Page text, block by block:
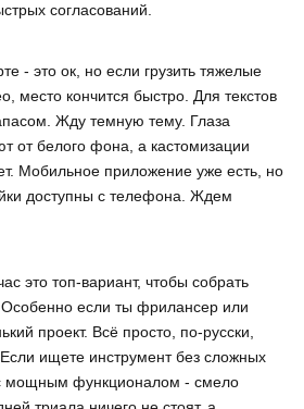
согласований.
- это ок, но если грузить тяжелые
место кончится быстро. Для текстов
Жду темную тему. Глаза
от белого фона, а кастомизации
Мобильное приложение уже есть, но
доступны с телефона. Ждем
это топ-вариант, чтобы собрать
Особенно если ты фрилансер или
проект. Всё просто, по-русски,
ищете инструмент без сложных
мощным функционалом - смело